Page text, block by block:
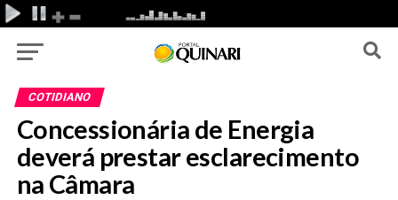
COTIDIANO
Concessionária de Energia
deverá prestar esclarecimento
na Câmara